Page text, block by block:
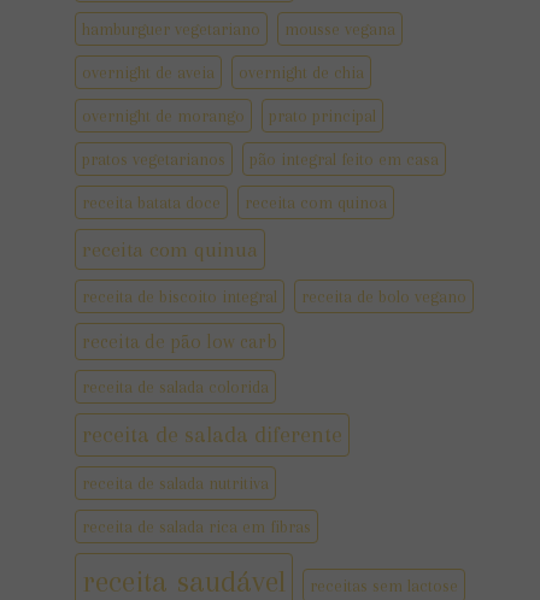
hamburguer vegetariano mousse vegana
overnight de aveia overnight de chia
overnight de morango prato principal
pratos vegetarianos pão integral feito em casa
receita batata doce receita com quinoa
receita com quinua
receita de biscoito integral receita de bolo vegano
receita de pão low carb
receita de salada colorida
receita de salada diferente
receita de salada nutritiva
receita de salada rica em fibras
receita saudável receitas sem lactose